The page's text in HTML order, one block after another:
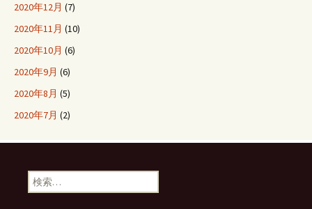
2020年12月 (7)
2020年11月 (10)
2020年10月 (6)
2020年9月 (6)
2020年8月 (5)
2020年7月 (2)
検
索: